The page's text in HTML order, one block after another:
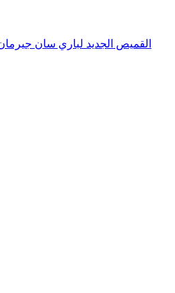
القميص الجديد لباري سان جيرمان